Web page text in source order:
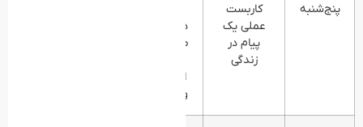
پنج‌شنبه
کاربست
عملی یک
پیام در
زندگی
دقیقه
طراحی
اجرای
واقعی